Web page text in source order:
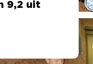
9,2 uit